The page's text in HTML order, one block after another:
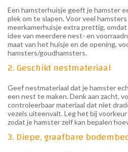
Een hamsterhuisje geeft je hamster
plek om te slapen. Voor veel
meerkamerhuisje extra prettig,
idee van meerdere nest- en
maat van het huisje en de opening,
hamsters/goudhamsters.
2. Geschikt nestmateriaal
Geef nestmateriaal dat je hamster
een nest te maken. Denk aan zacht,
controleerbaar materiaal dat niet
vezels uiteenvalt. Leg het bij
zodat je hamster zelf kan bepalen
3. Diepe, graafbare